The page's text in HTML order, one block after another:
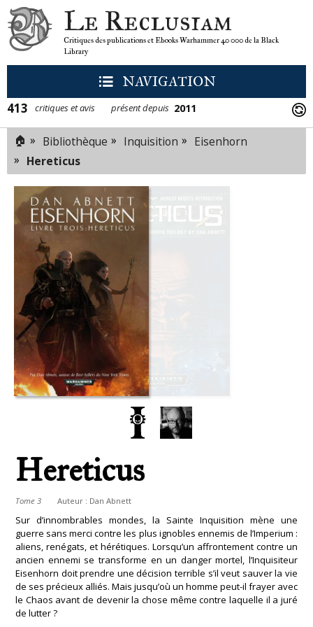
Le Reclusiam
Critiques des publications et Ebooks Warhammer 40 000 de la Black
Library
NAVIGATION
413
critiques et avis présent depuis 2011
🏠 » Bibliothèque » Inquisition » Eisenhorn
» Hereticus
Hereticus
Tome 3 Auteur : Dan Abnett
Sur d’innombrables mondes, la Sainte Inquisition mène une
guerre sans merci contre les plus ignobles ennemis de l’Imperium :
aliens, renégats, et hérétiques. Lorsqu’un affrontement contre un
ancien ennemi se transforme en un danger mortel, l’Inquisiteur
Eisenhorn doit prendre une décision terrible s’il veut sauver la vie
de ses précieux alliés. Mais jusqu’où un homme peut-il frayer avec
le Chaos avant de devenir la chose même contre laquelle il a juré
de lutter ?